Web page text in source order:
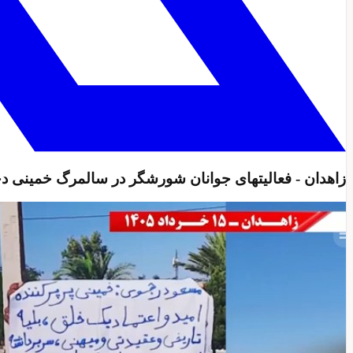
زاهدان - فعالیتهای جوانان شورشگر در سالمرگ خمینی